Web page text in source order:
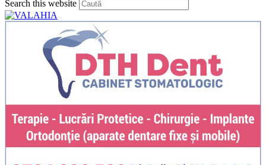
Search this website
Escape
to
search
panel.